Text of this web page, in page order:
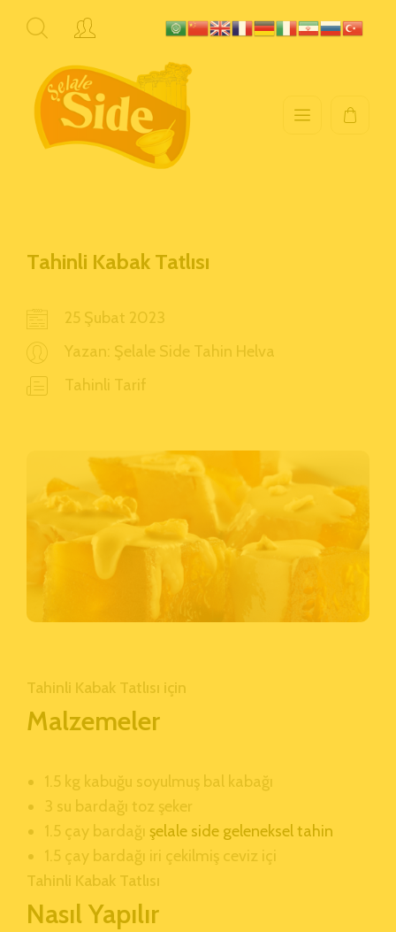
Tahinli Kabak Tatlısı
25 Şubat 2023
Yazan: Şelale Side Tahin Helva
Tahinli Tarif
Tahinli Kabak Tatlısı için
Malzemeler
1.5 kg kabuğu soyulmuş bal kabağı
3 su bardağı toz şeker
1.5 çay bardağı şelale side geleneksel tahin
1.5 çay bardağı iri çekilmiş ceviz içi
Tahinli Kabak Tatlısı
Nasıl Yapılır